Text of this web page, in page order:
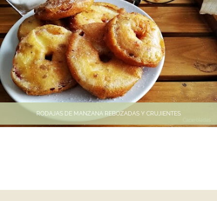
RODAJAS DE MANZANA REBOZADAS Y CRUJIENTES